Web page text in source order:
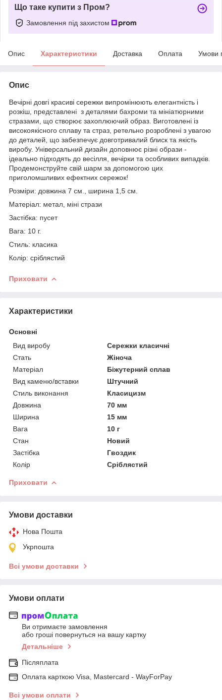
Що таке купити з Пром?
Замовлення під захистом
Опис Характеристики Доставка Оплата Умови
Опис
Вечірні довгі красиві сережки випромінюють елегантність і
розкіш, представлені з деталями бахроми та мініатюрними
стразами, що створює захоплюючий образ. Виготовлені із
високоякісного сплаву та страз, ретельно розроблені з увагою
до деталей, що забезпечує довготривалий блиск та якість
виробу. Універсальний дизайн доповнює різні образи -
ідеально підходять до весілля, вечірки та особливих випадків.
Продемонструйте свій шарм за допомогою цих
приголомшливих ефектних сережок!
Розміри: довжина 7 см., ширина 1,5 см.
Матеріал: метал, міні стрази
Застібка: пусет
Вага: 10 г.
Стиль: класика
Колір: сріблястий
Приховати
Характеристики
Основні
Вид виробу
Сережки класичні
Стать
Жіноча
Матеріал
Біжутерний сплав
Вид каменю/вставки
Штучний
Стиль виконання
Класицизм
Довжина
70 мм
Ширина
15 мм
Вага
10 г
Стан
Новий
Застібка
Гвоздик
Колір
Сріблястий
Приховати
Умови доставки
Нова Пошта
Укрпошта
Всі умови доставки
Умови оплати
Ви отримаєте замовлення
або гроші повернуться на вашу картку
Детальніше
Післяплата
Оплата карткою Visa, Mastercard - WayForPay
Всі умови оплати